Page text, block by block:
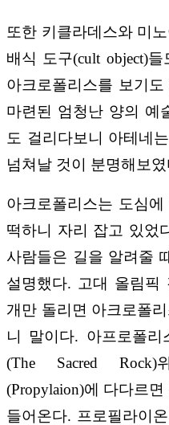
또한 키클라데스와 미
배식 도구(cult object)
아크로폴리스를 보기
마련된 엄청난 양의 예
도 걸리다보니 아테네
넘쳐날 것이 분명해보였
아크로폴리스는 도심
떡하니 자리 잡고 있었
사람들은 길을 알려줄
설명했다. 고대 올림픽
개만 돌리면 아크로폴
니 말이다. 아프로폴리
(The Sacred Rock)
(Propylaion)에 다다르
들어온다. 프로필라이